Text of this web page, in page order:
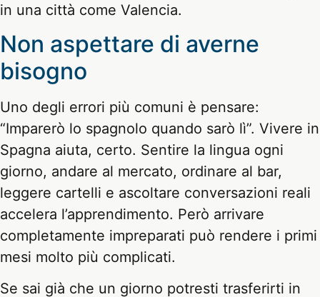
in una città come Valencia.
Non aspettare di averne
bisogno
Uno degli errori più comuni è pensare:
“Imparerò lo spagnolo quando sarò lì”. Vivere in
Spagna aiuta, certo. Sentire la lingua ogni
giorno, andare al mercato, ordinare al bar,
leggere cartelli e ascoltare conversazioni reali
accelera l’apprendimento. Però arrivare
completamente impreparati può rendere i primi
mesi molto più complicati.
Se sai già che un giorno potresti trasferirti in